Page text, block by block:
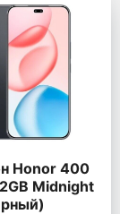
Honor 400
Midnight